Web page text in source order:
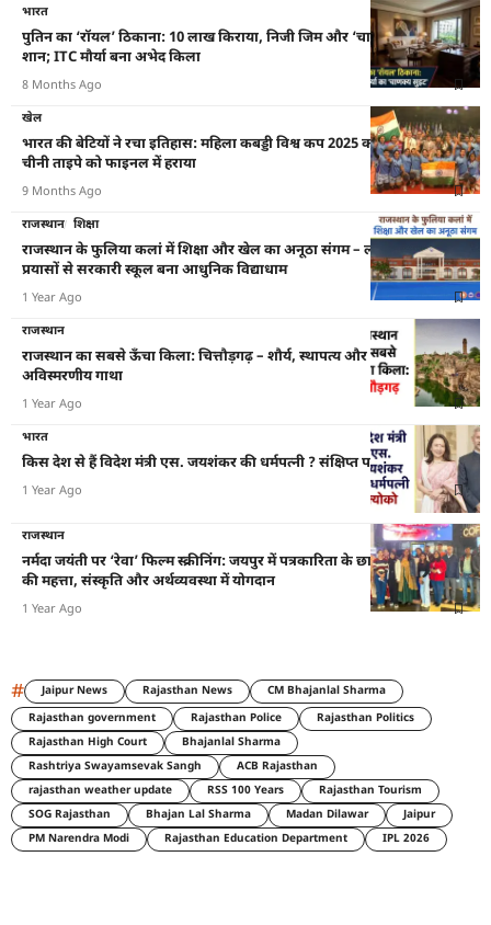
भारत
पुतिन का ‘रॉयल’ ठिकाना: 10 लाख किराया, निजी जिम और ‘चाणक्य सुइट’ की
शान; ITC मौर्या बना अभेद किला
8 Months Ago
खेल
भारत की बेटियों ने रचा इतिहास: महिला कबड्डी विश्व कप 2025 का खिताब जीता,
चीनी ताइपे को फाइनल में हराया
9 Months Ago
राजस्थान शिक्षा
राजस्थान के फुलिया कलां में शिक्षा और खेल का अनूठा संगम – लड्ढा परिवार के
प्रयासों से सरकारी स्कूल बना आधुनिक विद्याधाम
1 Year Ago
राजस्थान
राजस्थान का सबसे ऊँचा किला: चित्तौड़गढ़ – शौर्य, स्थापत्य और बलिदान की
अविस्मरणीय गाथा
1 Year Ago
भारत
किस देश से हैं विदेश मंत्री एस. जयशंकर की धर्मपत्नी ? संक्षिप्त परिचय
1 Year Ago
राजस्थान
नर्मदा जयंती पर ‘रेवा’ फिल्म स्क्रीनिंग: जयपुर में पत्रकारिता के छात्रों ने जानी नदियों
की महत्ता, संस्कृति और अर्थव्यवस्था में योगदान
1 Year Ago
# Jaipur News Rajasthan News
CM Bhajanlal Sharma
Rajasthan government
Rajasthan Police
Rajasthan Politics
Rajasthan High Court
Bhajanlal Sharma
Rashtriya Swayamsevak Sangh
ACB Rajasthan
rajasthan weather update
RSS 100 Years
Rajasthan Tourism
SOG Rajasthan
Bhajan Lal Sharma Madan Dilawar
Jaipur
PM Narendra Modi
Rajasthan Education Department IPL 2026